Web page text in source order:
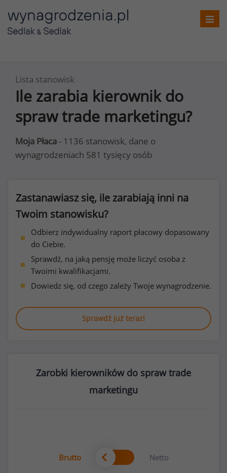
Lista stanowisk
Ile zarabia kierownik do
spraw trade marketingu?
Moja Płaca - 1136 stanowisk, dane o
wynagrodzeniach 581 tysięcy osób
Zastanawiasz się, ile zarabiają inni na
Twoim stanowisku?
Odbierz indywidualny raport płacowy dopasowany
do Ciebie.
Sprawdź, na jaką pensję może liczyć osoba z
Twoimi kwalifikacjami.
Dowiedz się, od czego zależy Twoje wynagrodzenie.
Sprawdź już teraz!
Zarobki kierowników do spraw trade
marketingu
Brutto Netto